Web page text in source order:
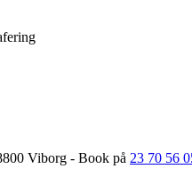
Viborg - Book på 23 70 56